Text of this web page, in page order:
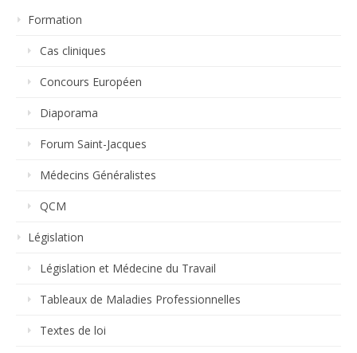
Formation
Cas cliniques
Concours Européen
Diaporama
Forum Saint-Jacques
Médecins Généralistes
QCM
Législation
Législation et Médecine du Travail
Tableaux de Maladies Professionnelles
Textes de loi